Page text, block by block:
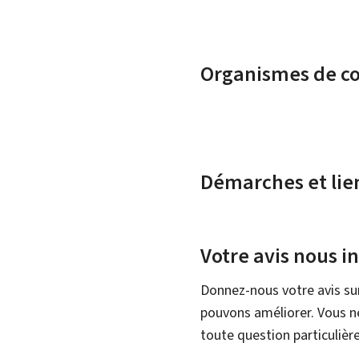
Organismes de
Démarches et
Votre avis nous
Donnez-nous votre avis
pouvons améliorer. Vous
toute question